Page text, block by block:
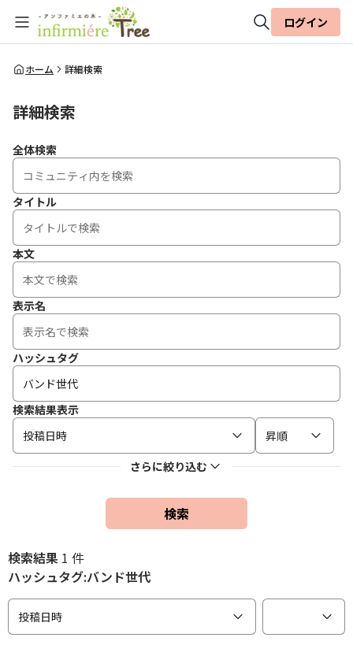
全体検索
ログイン
ホーム 詳細検索
詳細検索
全体検索
タイトル
本文
表示名
ハッシュタグ
検索結果表示
投稿日時
昇順
さらに絞り込む
検索
検索結果 1 件
ハッシュタグ:バンド世代
投稿日時